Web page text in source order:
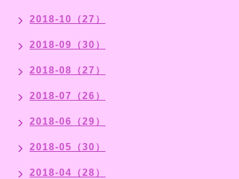
2018-10（27）
2018-09（30）
2018-08（27）
2018-07（26）
2018-06（29）
2018-05（30）
2018-04（28）